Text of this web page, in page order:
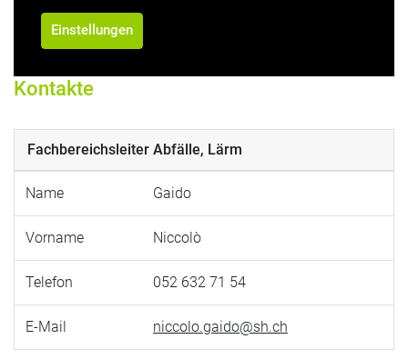
Einstellungen
Kontakte
Fachbereichsleiter Abfälle, Lärm
Name Gaido
Vorname Niccolò
Telefon 052 632 71 54
E-Mail niccolo.gaido@sh.ch